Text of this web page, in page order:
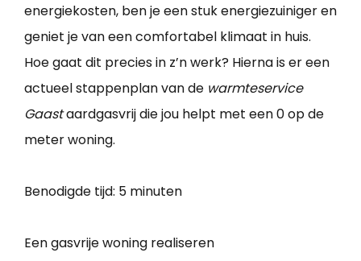
energiekosten, ben je een stuk energiezuiniger en
geniet je van een comfortabel klimaat in huis.
Hoe gaat dit precies in z’n werk? Hierna is er een
actueel stappenplan van de warmteservice
Gaastaardgasvrij die jou helpt met een 0 op de
meter woning.
Benodigde tijd: 5 minuten
Een gasvrije woning realiseren